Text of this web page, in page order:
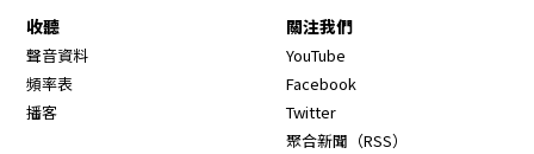
收聽
聲音資料
頻率表
播客
關注我們
YouTube
Facebook
Twitter
聚合新聞（RSS）